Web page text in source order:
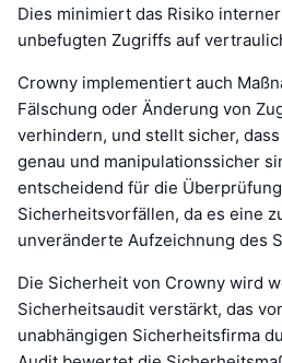
Dies minimiert das Risiko
unbefugten Zugriffs auf
Crowny implementiert auch
Fälschung oder Änderung von
verhindern, und stellt sicher,
genau und manipulationssicher
entscheidend für die
Sicherheitsvorfällen, da es eine
unveränderte Aufzeichnung des
Die Sicherheit von Crowny wird
Sicherheitsaudit verstärkt, das
unabhängigen Sicherheitsfirma